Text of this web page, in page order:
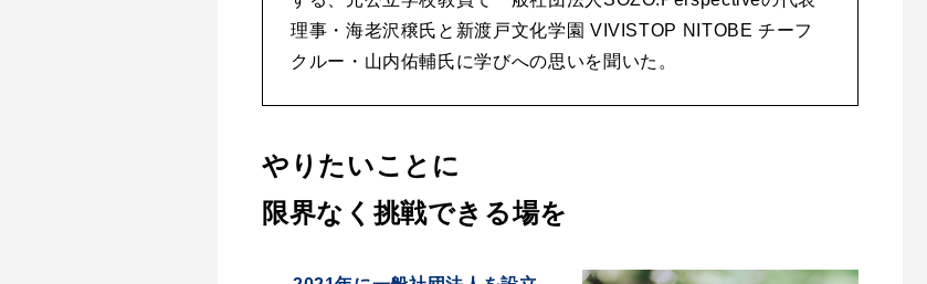
理事・海老沢穣氏と新渡戸文化学園 VIVISTOP NITOBE チーフ
クルー・山内佑輔氏に学びへの思いを聞いた。
やりたいことに
限界なく挑戦できる場を